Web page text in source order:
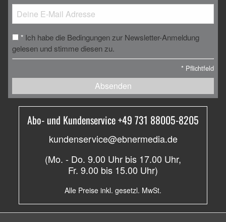
* Ich habe die Bedingungen zur Newsletter-Anmeldung
gelesen und stimme diesen zu.
* Pflichtfeld
Absenden
Abo- und Kundenservice +49 731 88005-8205
kundenservice@ebnermedia.de
(Mo. - Do. 9.00 Uhr bis 17.00 Uhr,
Fr. 9.00 bis 15.00 Uhr)
Alle Preise inkl. gesetzl. MwSt.